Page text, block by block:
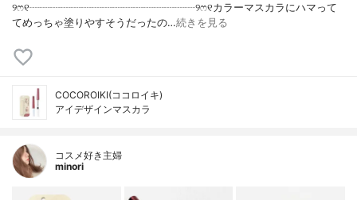
୨ෆ୧┈┈┈┈┈┈┈┈┈┈┈┈┈┈┈┈୨ෆ୧カラーマスカラにハマって
てめっちゃ塗りやすそうだったの…続きを見る
COCOROIKI(ココロイキ)
アイデザインマスカラ
コスメ好き主婦
minori